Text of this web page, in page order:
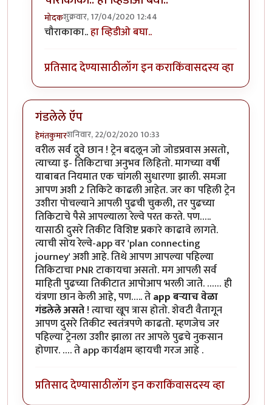
मोदकशुक्रवार, 17/04/2020 12:44
In reply toअंकाई पेक्षा वेगळाच प्रकार " विल्यमस लूप "
चौराकाका..हा व्हिडीओ बघा..
प्रतिसाद देण्यासाठीलॉग इन कराकिंवासदस्य व्हा
गंडलेले ऍप
हेमंतकुमारशनिवार, 22/02/2020 10:33
वरील सर्व दुवे छान ! ट्रेन बदलून जो जोडप्रवास असतो,
त्याच्या इ- तिकिटाचा अनुभव लिहितो. मागच्या वर्षी
याबाबत नियमात एक चांगली सुधारणा झाली. समजा
आपण अशी 2 तिकिटे काढली आहेत. जर का पहिली ट्रेन
उशीरा पोचल्याने आपली पुढची चुकली, तर पुढच्या
तिकिटाचे पैसे आपल्याला रेल्वे परत करते. पण…..
यासाठी दुसरे तिकीट विशिष्ट प्रकारे काढावे लागते.
त्याची सोय रेल्वे-app वर 'plan connecting
journey' अशी आहे. तिथे आपण आपल्या पहिल्या
तिकिटाचा PNR टाकायचा असतो. मग आपली सर्व
माहिती पुढच्या तिकीटात आपोआप भरली जाते. …… ही
यंत्रणा छान केली आहे, पण….. तेapp बऱ्याच वेळा
गंडलेले असते! त्याचा खूप त्रास होतो. शेवटी वैतागून
आपण दुसरे तिकीट स्वतंत्रपणे काढतो. म्हणजेच जर
पहिल्या ट्रेनला उशीर झाला तर आपले पुढचे नुकसान
होणार. …. ते app कार्यक्षम व्हायची गरज आहे .
प्रतिसाद देण्यासाठीलॉग इन कराकिंवासदस्य व्हा